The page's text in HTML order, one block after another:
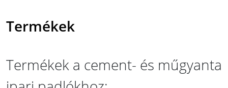
Termékek
Termékek a cement- és műgyanta